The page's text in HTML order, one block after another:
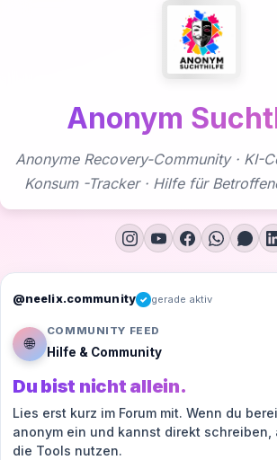
Anonym
Anonyme Recovery-Community · KI-
Konsum -Tracker · Hilfe für
@neelix.community ✓ gerade aktiv
🌐
COMMUNITY FEED
Hilfe & Community
Du bist nicht allein.
Lies erst kurz im Forum mit. Wenn du
anonym ein und kannst direkt schreiben,
die Tools nutzen.